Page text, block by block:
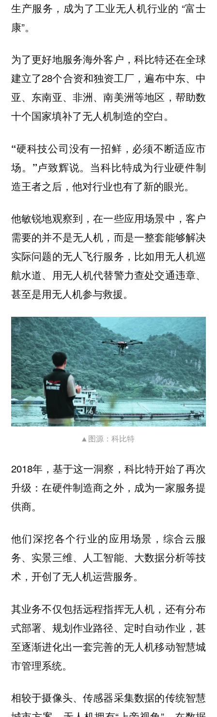
生产服务，成为了工业无人机行业的 “富士
康”。
为了更好地服务海外客户，科比特还在全球
建立了28个合资和独资工厂，遍布中东、中
亚、东南亚、非洲、南美洲等地区，帮助数
十个国家填补了无人机制造的空白。
“硬科技公司没有一招鲜，必须不断适应市
场。”卢致辉说。当科比特成为行业硬件制
造王者之后，他对行业也有了新的眼光。
他敏锐地观察到，在一些应用场景中，客户
需要的并不是无人机，而是一整套能够解决
实际问题的无人飞行服务 ，比如用无人机巡
航水道、用无人机代替警力查处交通违章、
甚至是用无人机参与救援。
▲图源：科比特
2018年，基于这一洞察，科比特开始了再次
升级：在硬件制造商之外，成为一家服务提
供商。
他们深挖各个行业的应用场景，综合云服
务、实景三维、人工智能、大数据分析等技
术，开创了无人机运营服务。
其业务不仅包括远程指挥无人机，还有分布
式部署、规划作业路径、定时自动作业，甚
至逐渐进化出一套完善的无人机移动智慧城
市管理系统。
相较于摄像头、传感器采集数据的传统智慧